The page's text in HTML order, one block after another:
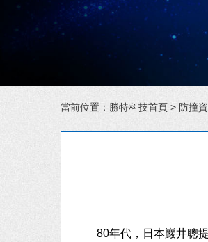
當前位置： 勝特科技首頁 > 防撞
80年代，日本巖井聰